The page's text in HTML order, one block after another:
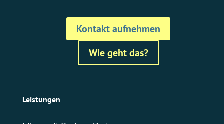
Kontakt aufnehmen
Wie geht das?
Leistungen